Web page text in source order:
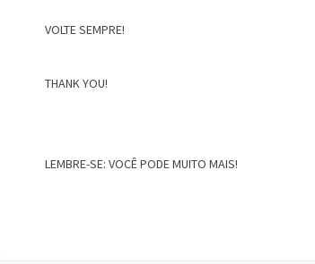
VOLTE SEMPRE!
THANK YOU!
LEMBRE-SE: VOCÊ PODE MUITO MAIS!